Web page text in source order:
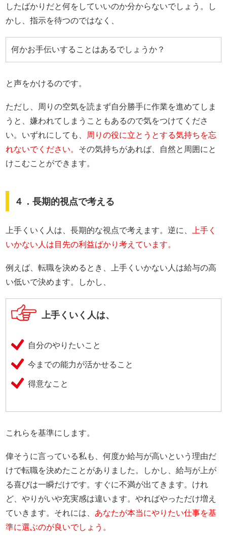
したばかりだと何をしていいのか分からないでしょう。し
かし、指示を待つのではなく、
何かお手伝いすることはあるでしょうか？
と声をかけるのです。
ただし、周りの空気を読まず自分勝手に作業を進めてしま
うと、嫌われてしまうこともあるので気をつけてくださ
い。いずれにしても、 周りの役に立とうとする気持ちを忘
れないでください。 その気持ちがあれば、自然と周囲にと
けこむことができます。
４．長期的視点で考える
上手くいく人は、長期的な視点で考えます。逆に、上手く
いかない人は目先の利益ばかり考えています。
例えば、転職を決めるとき、上手くいかない人は給与の高
い低いで決めます。しかし、
上手くいく人は、
自分のやりたいこと
今までの能力が活かせること
得意なこと
これらを基準にします。
偉そうに言っている私も、何度か給与が高いという理由だ
けで転職を決めたことがありました。しかし、給与が上が
る喜びは一瞬だけです。すぐに不満が出てきます。けれ
ど、やりがいや充実感は違います。やればやっただけ増え
ていきます。それには、 あなたが本当にやりたい仕事を基
準に選ぶのが良いでしょう。